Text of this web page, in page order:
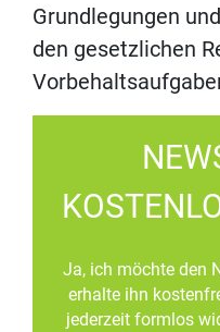
Grundlegungen
den gesetzlichen
Ja, ich möchte den
erhalte ihn
jederzeit formlos